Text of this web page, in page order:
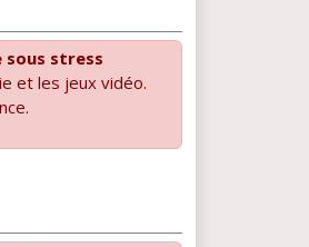
sous stress
et les jeux vidéo.